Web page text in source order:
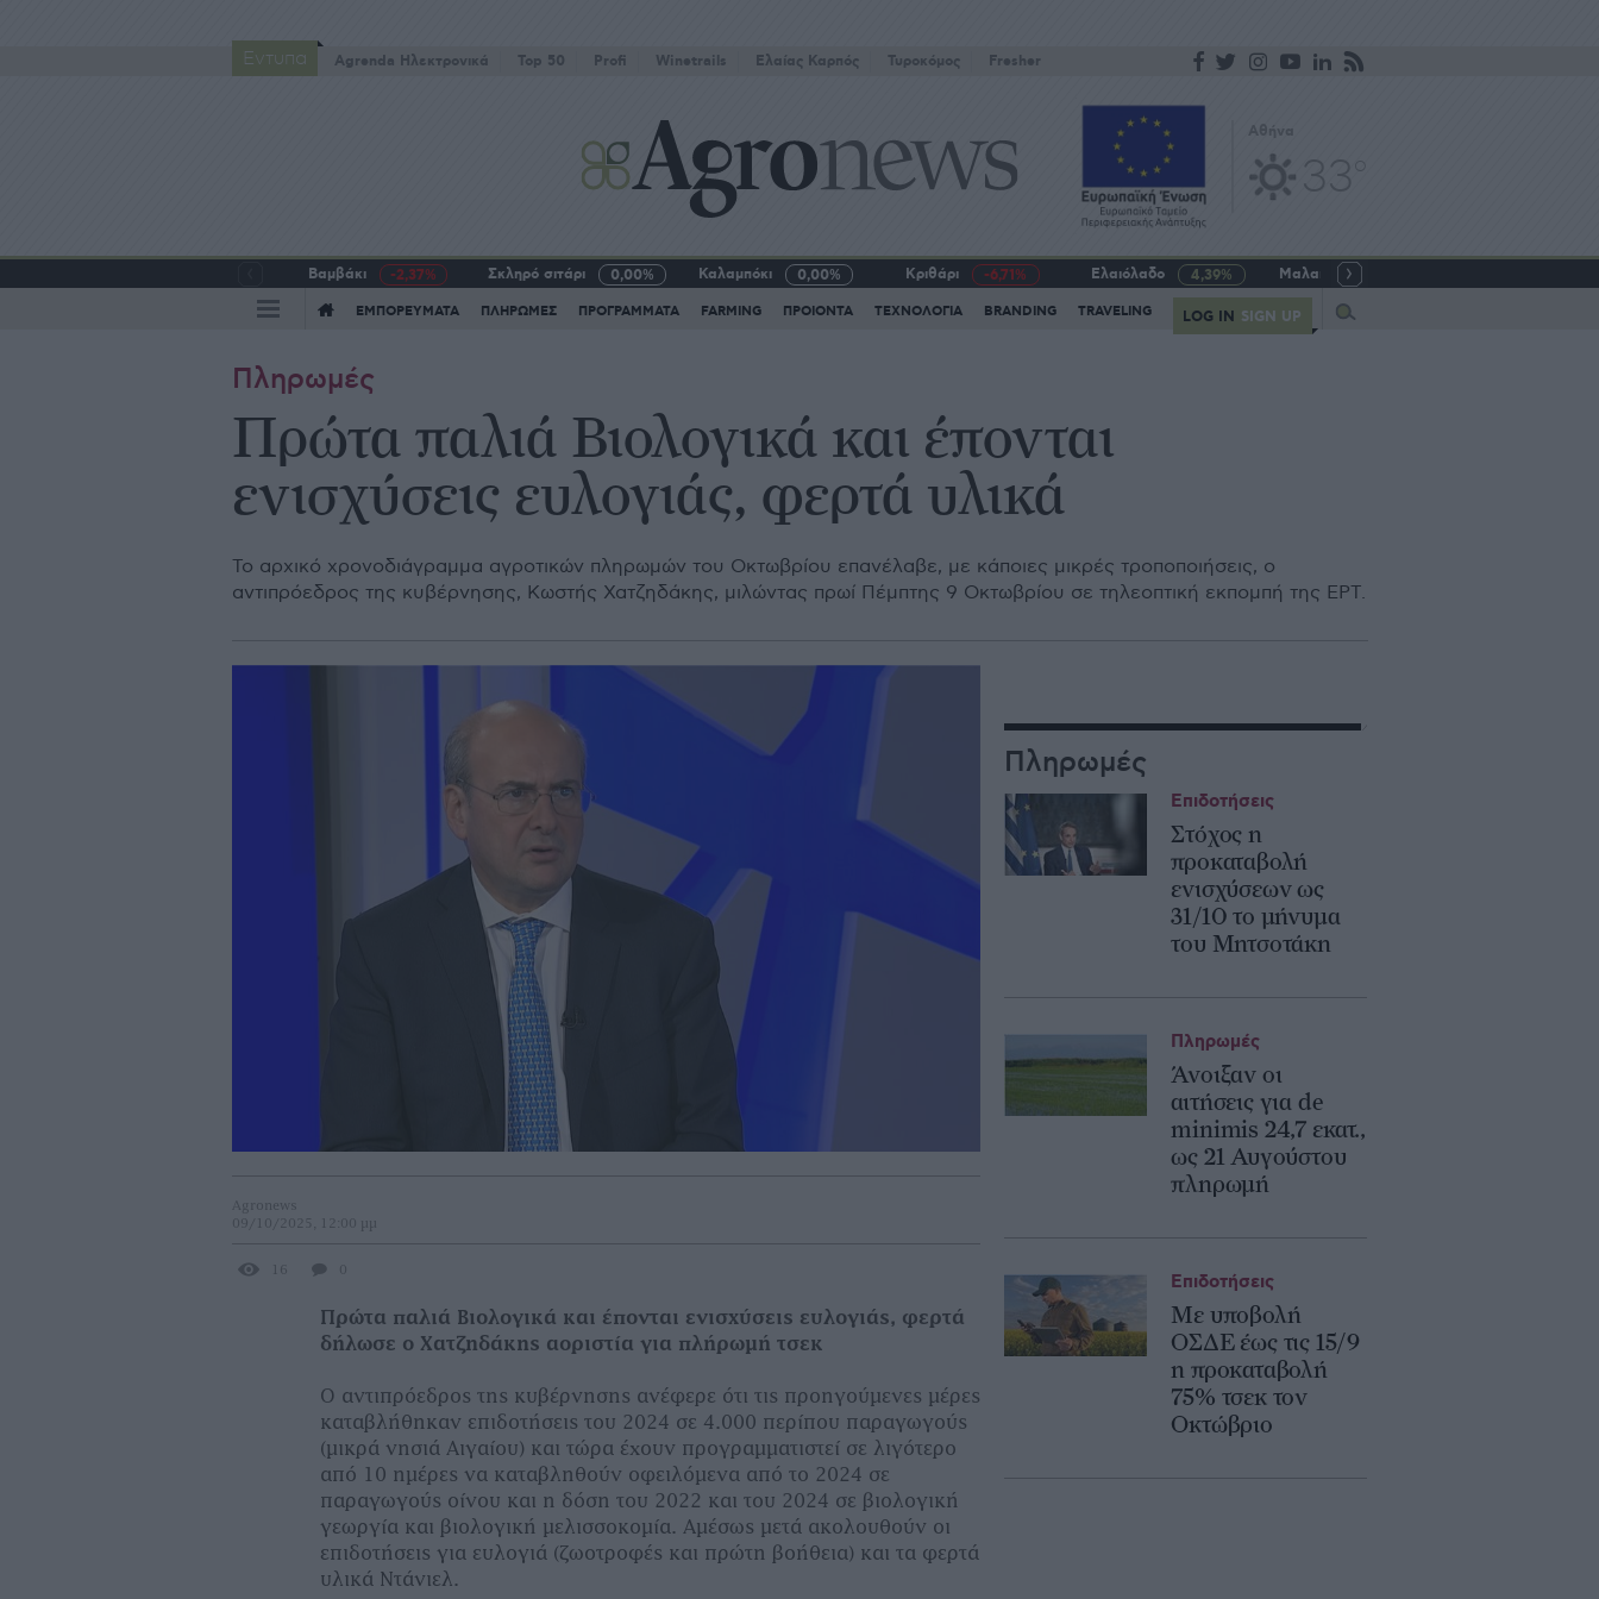
Έντυπα Agrenda Ηλεκτρονικά Top 50 Profi Winetrails Eλαίας Καρπός Τυροκόμος Fresher
Βαμβάκι -2,37% Σκληρό σιτάρι 0,00% Καλαμπόκι 0,00% Κριθάρι -6,71% Ελαιόλαδο 4,39% Μαλακό σιτάρι
ΕΜΠΟΡΕΥΜΑΤΑ ΠΛΗΡΩΜΕΣ ΠΡΟΓΡΑΜΜΑΤΑ FARMING ΠΡΟΙΟΝΤΑ ΤΕΧΝΟΛΟΓΙΑ BRANDING TRAVELING LOG IN SIGN UP
Πληρωμές
Πρώτα παλιά Βιολογικά και έπονται
ενισχύσεις ευλογιάς, φερτά υλικά
Το αρχικό χρονοδιάγραμμα αγροτικών πληρωμών του Οκτωβρίου επανέλαβε, με κάποιες μικρές τροποποιήσεις, ο
αντιπρόεδρος της κυβέρνησης, Κωστής Χατζηδάκης, μιλώντας πρωί Πέμπτης 9 Οκτωβρίου σε τηλεοπτική εκπομπή της ΕΡΤ.
Agronews
09/10/2025, 12:00 μμ
16 0
Πρώτα παλιά Βιολογικά και έπονται ενισχύσεις ευλογιάς, φερτά
δήλωσε ο Χατζηδάκης αοριστία για πλήρωμή τσεκ
Ο αντιπρόεδρος της κυβέρνησης ανέφερε ότι τις προηγούμενες μέρες
καταβλήθηκαν επιδοτήσεις του 2024 σε 4.000 περίπου παραγωγούς
(μικρά νησιά Αιγαίου) και τώρα έχουν προγραμματιστεί σε λιγότερο
από 10 ημέρες να καταβληθούν οφειλόμενα από το 2024 σε
παραγωγούς οίνου και η δόση του 2022 και του 2024 σε βιολογική
γεωργία και βιολογική μελισσοκομία. Αμέσως μετά ακολουθούν οι
επιδοτήσεις για ευλογιά (ζωοτροφές και πρώτη βοήθεια) και τα φερτά
υλικά Ντάνιελ.
Πληρωμές
Στόχος η
προκαταβολή
ενισχύσεων ως
31/10 το μήνυμα
του Μητσοτάκη
Επιδοτήσεις
Άνοιξαν οι
αιτήσεις για de
minimis 24,7 εκατ.,
ως 21 Αυγούστου
πληρωμή
Πληρωμές
Με υποβολή
ΟΣΔΕ έως τις 15/9
η προκαταβολή
75% τσεκ τον
Οκτώβριο
Επιδοτήσεις